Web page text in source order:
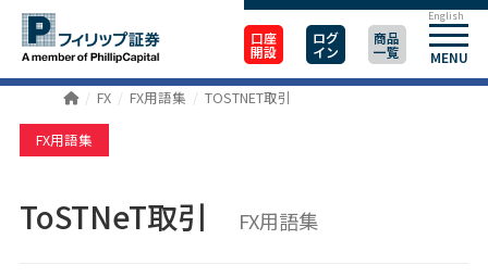
口座
開設
ログ
イン
商品
一覧 MENU
English
FX FX用語集 TOSTNET取引
FX用語集
ToSTNeT取引 FX用語集